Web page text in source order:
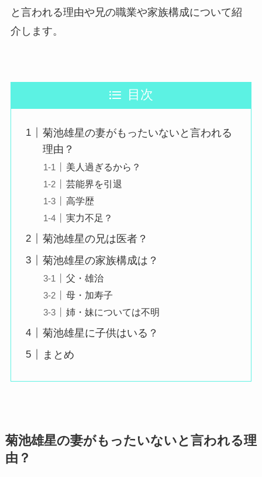
と言われる理由や兄の職業や家族構成について紹
介します。
目次
菊池雄星の妻がもったいないと言われる
理由？
美人過ぎるから？
芸能界を引退
高学歴
実力不足？
菊池雄星の兄は医者？
菊池雄星の家族構成は？
父・雄治
母・加寿子
姉・妹については不明
菊池雄星に子供はいる？
まとめ
菊池雄星の妻がもったいないと言われる理
由？